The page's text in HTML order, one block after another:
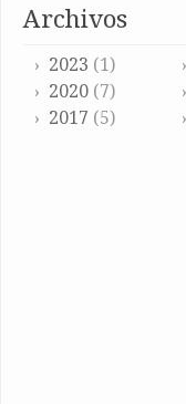
archivos
2023 (1)
2020 (7)
2017 (5)